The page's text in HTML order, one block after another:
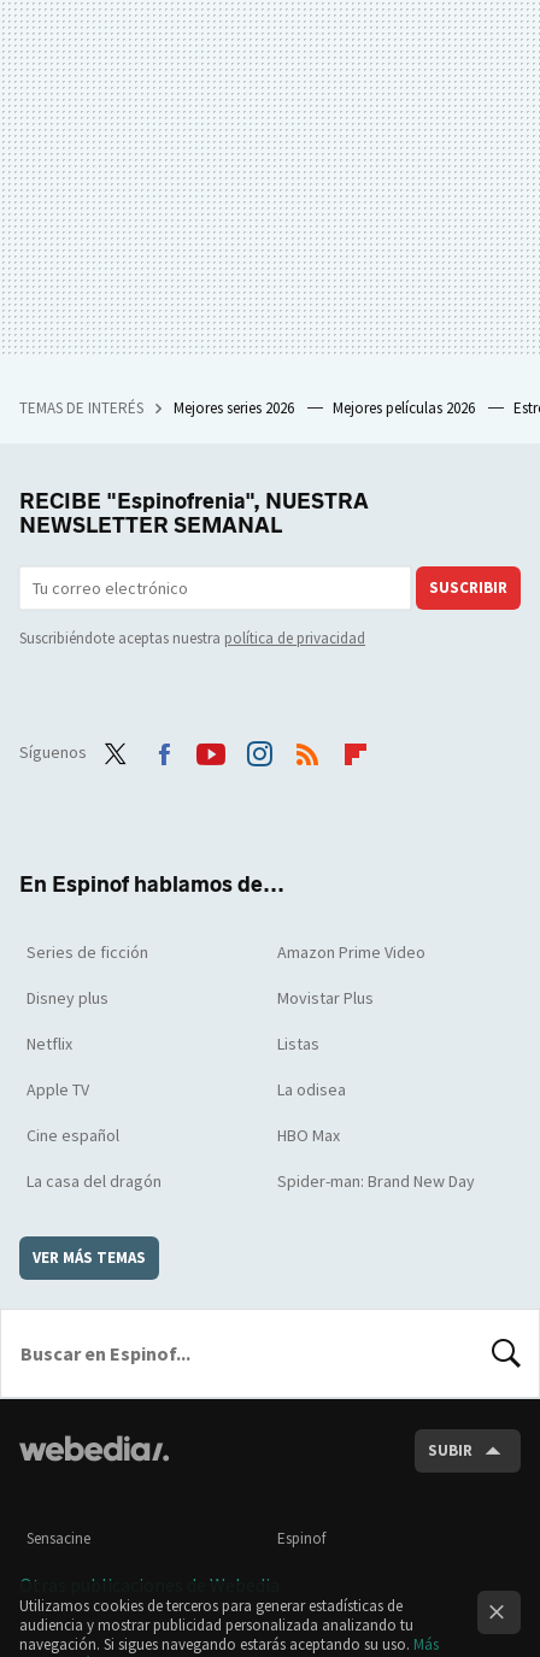
TEMAS DE INTERÉS Mejores series 2026 Mejores películas 2026
RECIBE "Espinofrenia", NUESTRA
NEWSLETTER SEMANAL
SUSCRIBIR
Suscribiéndote aceptas nuestra política de privacidad
Síguenos
En Espinof hablamos de...
Series de ficción Amazon Prime Video
Disney plus Movistar Plus
Netflix Listas
Apple TV La odisea
Cine español HBO Max
La casa del dragón Spider-man: Brand New Day
VER MÁS TEMAS
SUBIR
Sensacine Espinof
Otras publicaciones de Webedia
Utilizamos cookies de terceros para generar estadísticas de
audiencia y mostrar publicidad personalizada analizando tu
navegación. Si sigues navegando estarás aceptando su uso. Más